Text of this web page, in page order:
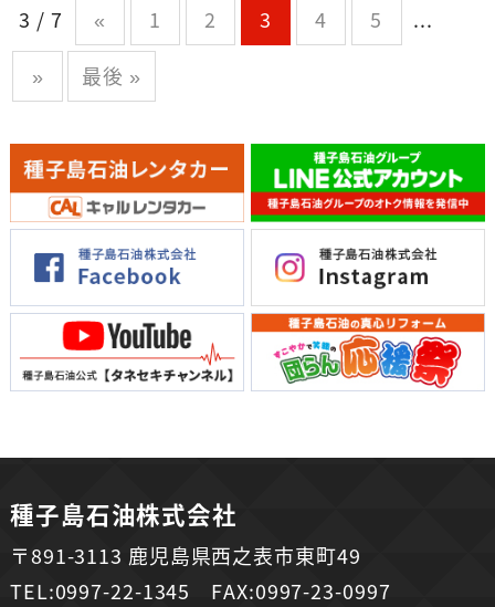
3 / 7 « 1 2 3 4 5
...
»
最後 »
種子島石油株式会社
〒891-3113 鹿児島県西之表市東町49
TEL:0997-22-1345 FAX:0997-23-0997